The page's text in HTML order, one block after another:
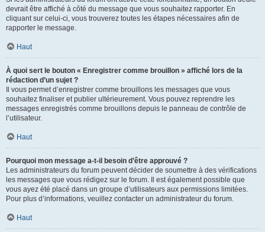
devrait être affiché à côté du message que vous souhaitez rapporter. En
cliquant sur celui-ci, vous trouverez toutes les étapes nécessaires afin de
rapporter le message.
Haut
À quoi sert le bouton « Enregistrer comme brouillon » affiché lors de la
rédaction d’un sujet ?
Il vous permet d’enregistrer comme brouillons les messages que vous
souhaitez finaliser et publier ultérieurement. Vous pouvez reprendre les
messages enregistrés comme brouillons depuis le panneau de contrôle de
l’utilisateur.
Haut
Pourquoi mon message a-t-il besoin d’être approuvé ?
Les administrateurs du forum peuvent décider de soumettre à des vérifications
les messages que vous rédigez sur le forum. Il est également possible que
vous ayez été placé dans un groupe d’utilisateurs aux permissions limitées.
Pour plus d’informations, veuillez contacter un administrateur du forum.
Haut